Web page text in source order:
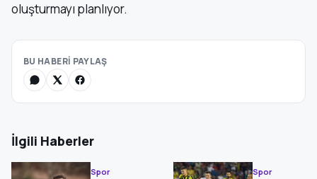
oluşturmayı planlıyor.
BU HABERİ PAYLAŞ
İlgili Haberler
Spor Spor